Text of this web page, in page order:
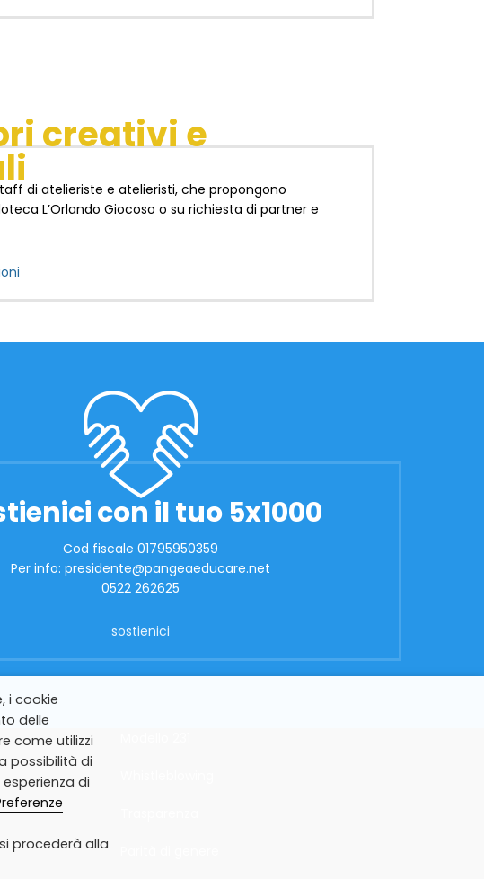
creativi e
di atelieriste e atelieristi, che propongono
L’Orlando Giocoso o su richiesta di partner e
con il tuo 5x1000
Cod fiscale 01795950359
Per info: presidente@pangeaeducare.net
0522 262625
sostienici
i cookie
delle
come utilizzi
possibilità di
di
procederà alla